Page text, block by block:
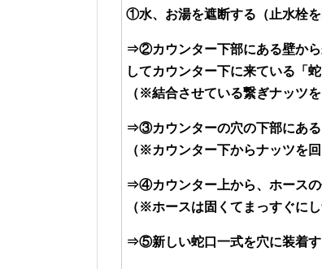
①水、お湯を遮断する（止水栓を
⇒②カウンター下部にある壁から
してカウンター下に来ている「
（※結合させている繋ぎナッツ
⇒③カウンターの穴の下部にある
（※カウンター下からナッツを回
⇒④カウンター上から、ホースの
（※ホースは固くてまっすぐに
⇒⑤新しい蛇口一式を穴に装着す